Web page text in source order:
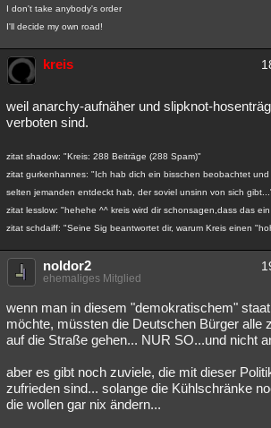
I don't take anybody's order
I'll decide my own road!
kreis
weil anarchy-aufnäher und slipknot-
verboten sind.
zitat shadow: "Kreis: 288 Beiträge (288 Spam)"
zitat gurkenhannes: "Ich hab dich ein bisschen beobachtet
selten jemanden entdeckt hab, der soviel unsinn von sich
zitat lesslow: "hehehe ^^ kreis wird dir schonsagen,dass das
zitat schdaiff: "Seine Sig beantwortet dir, warum Kreis einen
noldor2
ehemaliges Mitglied
wenn man in diesem "demokratischem"
möchte, müssten die Deutschen Bürger alle
auf die Straße gehen... NUR SO...und nicht
aber es gibt noch zuviele, die mit dieser
zufrieden sind... solange die Kühlschränke
die wollen gar nix ändern...